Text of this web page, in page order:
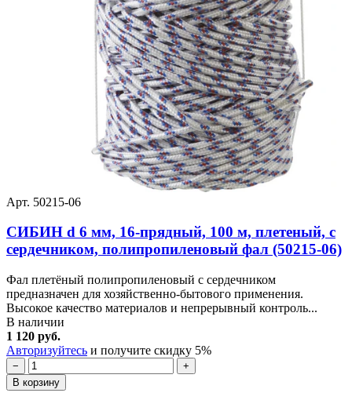
Арт. 50215-06
СИБИН d 6 мм, 16-прядный, 100 м, плетеный, с
сердечником, полипропиленовый фал (50215-06)
Фал плетёный полипропиленовый с сердечником
предназначен для хозяйственно-бытового применения.
Высокое качество материалов и непрерывный контроль...
В наличии
1 120 руб.
Авторизуйтесь и получите скидку 5%
−
+
В корзину